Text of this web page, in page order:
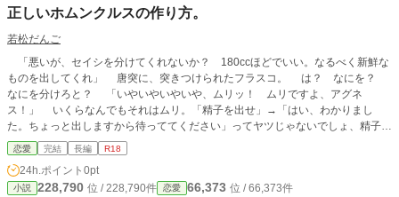
正しいホムンクルスの作り方。
若松だんご
「悪いが、セイシを分けてくれないか？ 180ccほどでいい。なるべく新鮮な
ものを出してくれ」 唐突に、突きつけられたフラスコ。 は？ なにを？
なにを分けろと？ 「いやいやいやいや、ムリッ！ ムリですよ、アグネ
ス！」 いくらなんでもそれはムリ。「精子を出せ」→「はい、わかりまし
た。ちょっと出しますから待っててください」ってヤツじゃないでしょ、精子っ
てもんは！ 「研究所では、アグネスではなく、〝博士〟と呼べ、カトー」
フラスコ片手に胸を反らす博士、アグネス。 大きすぎる丸メガネに、大きす
ぎる胸のせいではち切れそうな白衣姿。十年前、浜に打ち上げられてた俺を助
け、「サイトー」と名付けた人。……密かに、俺の好きな人。 「ホムンクル
恋愛 完結 長編 R18
24h.ポイント 0pt
小説 228,790 位 / 228,790件 恋愛 66,373 位 / 66,373件